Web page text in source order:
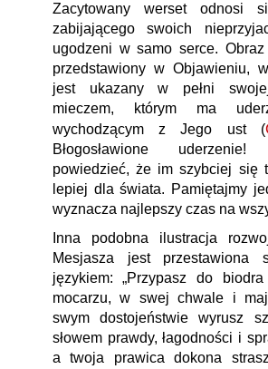
Zacytowany werset odnosi
zabijającego swoich
ugodzeni w samo serce.
przedstawiony w Objawieniu,
jest ukazany w pełni
mieczem, którym ma
wychodzącym z Jego ust (
Błogosławione uderzenie!
powiedzieć, że im szybciej się
lepiej dla świata. Pamiętajmy
wyznacza najlepszy czas na
Inna podobna ilustracja
Mesjasza jest przestawiona
językiem: „Przypasz do
mocarzu, w swej chwale i
swym dostojeństwie wyrusz
słowem prawdy, łagodności i
a twoja prawica dokona